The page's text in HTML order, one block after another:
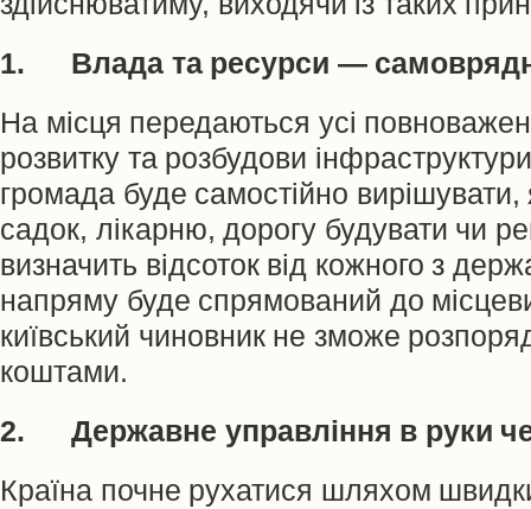
1. Влада та ресурси —
На місця передаються усі
розвитку та розбудови
громада буде самостійно
садок, лікарню, дорогу будувати чи
визначить відсоток від кожного з
напряму буде спрямований до
київський чиновник не зможе
коштами.
2. Державне управління в руки
Країна почне рухатися шляхом